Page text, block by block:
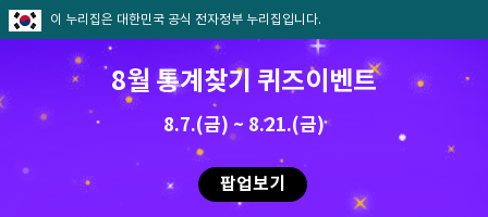
이 누리집은 대한민국 공식 전자정부 누리집입니다.
8월 통계찾기 퀴즈이벤트
8.7.(금) ~ 8.21.(금)
팝업보기